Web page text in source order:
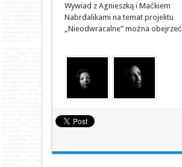
Wywiad z Agnieszką i Maćkiem
Nabrdalikami na temat projektu
„Nieodwracalne” można obejrzeć